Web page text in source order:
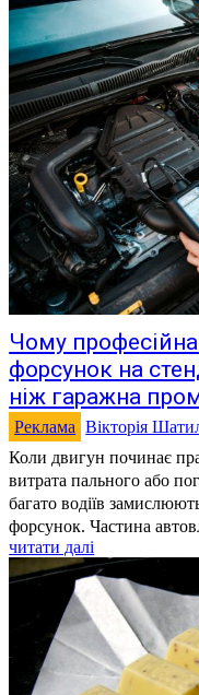
Чому
форсунок на
ніж гаражна
Реклама Вікторія
Коли двигун починає
витрата пального або
багато водіїв
форсунок. Частина
читати далі